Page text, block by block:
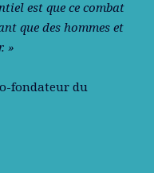
est que ce combat
que des hommes et
»
fondateur du